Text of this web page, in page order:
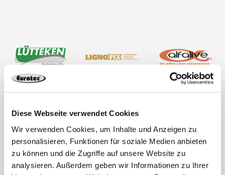
Diese Webseite verwendet Cookies
Wir verwenden Cookies, um Inhalte und Anzeigen zu
personalisieren, Funktionen für soziale Medien anbieten
zu können und die Zugriffe auf unsere Website zu
analysieren. Außerdem geben wir Informationen zu Ihrer